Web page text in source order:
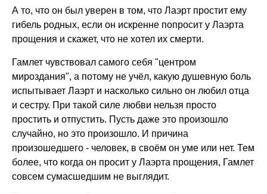
А то, что он был уверен в том, что Лаэрт простит ему
гибель родных, если он искренне попросит у Лаэрта
прощения и скажет, что не хотел их смерти.
Гамлет чувствовал самого себя "центром
мироздания", а потому не учёл, какую душевную боль
испытывает Лаэрт и насколько сильно он любил отца
и сестру. При такой силе любви нельзя просто
простить и отпустить. Пусть даже это произошло
случайно, но это произошло. И причина
произошедшего - человек, в своём он уме или нет. Тем
более, что когда он просит у Лаэрта прощения, Гамлет
совсем сумасшедшим не выглядит.